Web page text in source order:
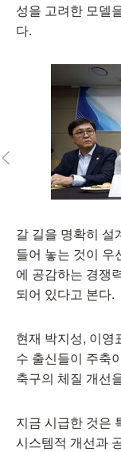
성을 고려한 모델
다.
갈 길을 명확히 설
들어 놓는 것이 우
에 공감하는 경쟁
되어 있다고 본다.
현재 박지성, 이영
수 출신들이 주축
축구의 체질 개선
지금 시급한 것은
시스템적 개선과